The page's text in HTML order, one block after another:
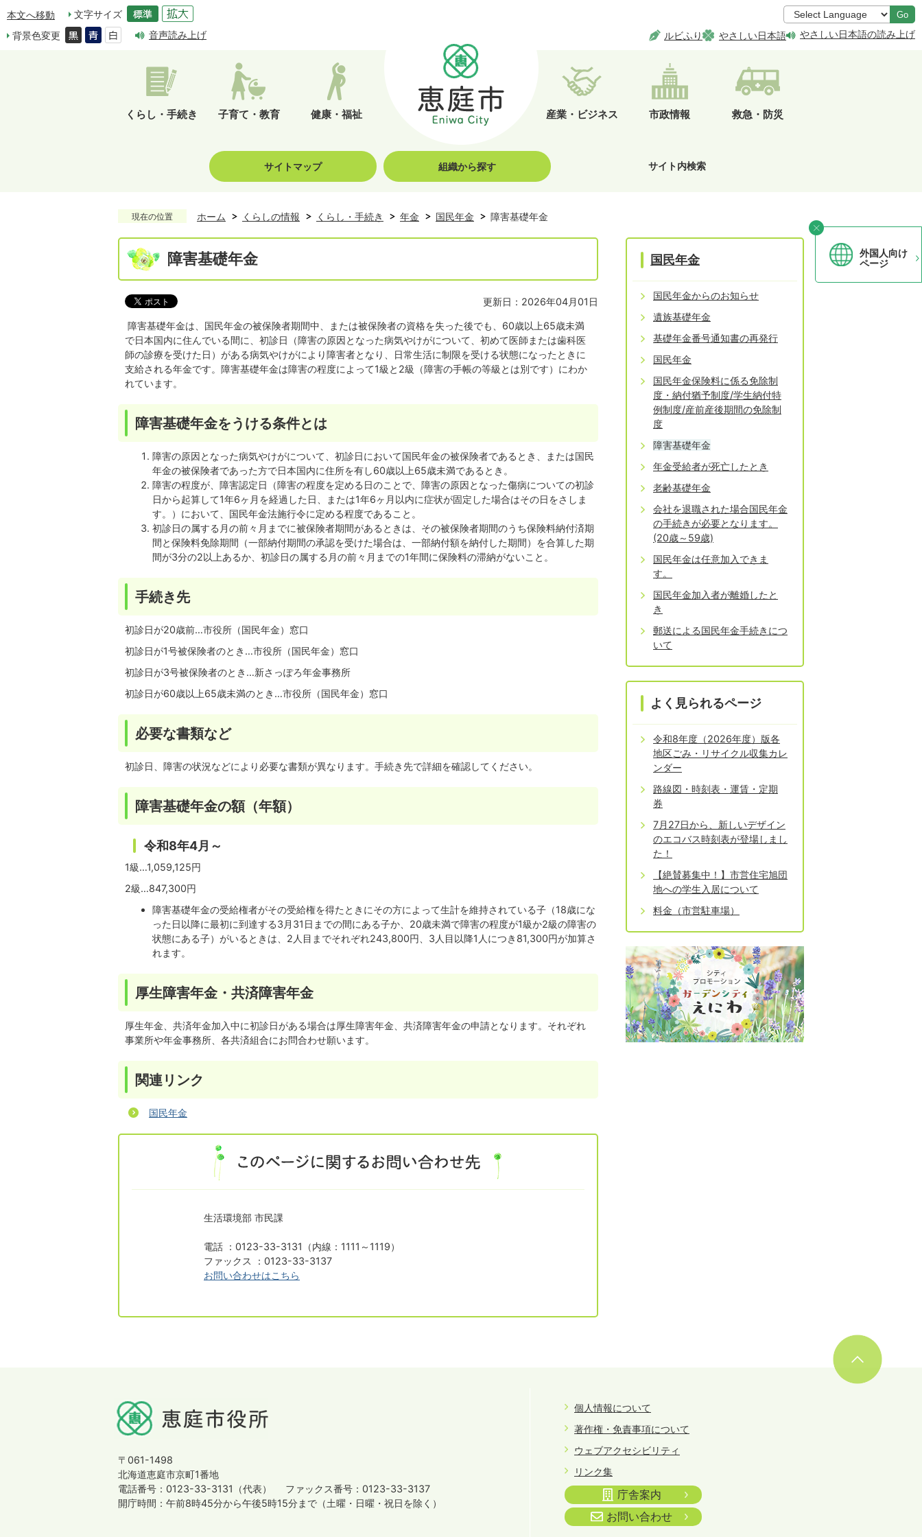
本文へ移動
文字サイズ
背景色変更
音声読み上げ
Go
ルビふり やさしい日本語 やさしい日本語の読み上げ
くらし・手続き 子育て・教育 健康・福祉 産業・ビジネス 市政情報 救急・防災
サイトマップ 組織から探す サイト内検索
外国人向け
ページ
現在の位置 ホーム くらしの情報 くらし・手続き 年金 国民年金 障害基礎年金
障害基礎年金
更新日：2026年04月01日
障害基礎年金は、国民年金の被保険者期間中、または被保険者の資格を失った後でも、60歳以上65歳未満
で日本国内に住んでいる間に、初診日（障害の原因となった病気やけがについて、初めて医師または歯科医
師の診療を受けた日）がある病気やけがにより障害者となり、日常生活に制限を受ける状態になったときに
支給される年金です。障害基礎年金は障害の程度によって1級と2級（障害の手帳の等級とは別です）にわか
れています。
障害基礎年金をうける条件とは
障害の原因となった病気やけがについて、初診日において国民年金の被保険者であるとき、または国民
年金の被保険者であった方で日本国内に住所を有し60歳以上65歳未満であるとき。
障害の程度が、障害認定日（障害の程度を定める日のことで、障害の原因となった傷病についての初診
日から起算して1年6ヶ月を経過した日、または1年6ヶ月以内に症状が固定した場合はその日をさしま
す。）において、国民年金法施行令に定める程度であること。
初診日の属する月の前々月までに被保険者期間があるときは、その被保険者期間のうち保険料納付済期
間と保険料免除期間（一部納付期間の承認を受けた場合は、一部納付額を納付した期間）を合算した期
間が3分の2以上あるか、初診日の属する月の前々月までの1年間に保険料の滞納がないこと。
手続き先
初診日が20歳前…市役所（国民年金）窓口
初診日が1号被保険者のとき…市役所（国民年金）窓口
初診日が3号被保険者のとき…新さっぽろ年金事務所
初診日が60歳以上65歳未満のとき…市役所（国民年金）窓口
必要な書類など
初診日、障害の状況などにより必要な書類が異なります。手続き先で詳細を確認してください。
障害基礎年金の額（年額）
令和8年4月～
1級…1,059,125円
2級…847,300円
障害基礎年金の受給権者がその受給権を得たときにその方によって生計を維持されている子（18歳にな
った日以降に最初に到達する3月31日までの間にある子か、20歳未満で障害の程度が1級か2級の障害の
状態にある子）がいるときは、2人目までそれぞれ243,800円、3人目以降1人につき81,300円が加算さ
れます。
厚生障害年金・共済障害年金
厚生年金、共済年金加入中に初診日がある場合は厚生障害年金、共済障害年金の申請となります。それぞれ
事業所や年金事務所、各共済組合にお問合わせ願います。
関連リンク
国民年金
生活環境部 市民課
電話 ：0123-33-3131（内線：1111～1119）
ファックス ：0123-33-3137
お問い合わせはこちら
国民年金
国民年金からのお知らせ
遺族基礎年金
基礎年金番号通知書の再発行
国民年金
国民年金保険料に係る免除制
度・納付猶予制度/学生納付特
例制度/産前産後期間の免除制
度
障害基礎年金
年金受給者が死亡したとき
老齢基礎年金
会社を退職された場合国民年金
の手続きが必要となります。
(20歳～59歳)
国民年金は任意加入できま
す。
国民年金加入者が離婚したと
き
郵送による国民年金手続きにつ
いて
よく見られるページ
令和8年度（2026年度）版各
地区ごみ・リサイクル収集カレ
ンダー
路線図・時刻表・運賃・定期
券
7月27日から、新しいデザイン
のエコバス時刻表が登場しまし
た！
【絶賛募集中！】市営住宅旭団
地への学生入居について
料金（市営駐車場）
〒061-1498
北海道恵庭市京町1番地
電話番号：0123-33-3131（代表）
ファックス番号：0123-33-3137
開庁時間：午前8時45分から午後5時15分まで （土曜・日曜・祝日を除く）
個人情報について
著作権・免責事項について
ウェブアクセシビリティ
リンク集
庁舎案内
お問い合わせ